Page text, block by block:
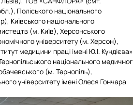
Поліського національного
Київського національного
(м. Київ), Херсонського
університету (м. Херсон),
медицини праці імені Ю.І. Кундієва»
національного
(м. Тернопіль),
університету імені Олеся Гончара